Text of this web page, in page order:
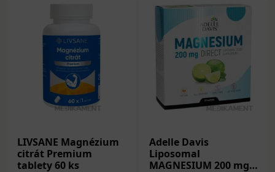
LIVSANE Magnézium
citrát Premium
tablety 60 ks
Adelle Davis
Liposomal
MAGNESIUM 200 mg